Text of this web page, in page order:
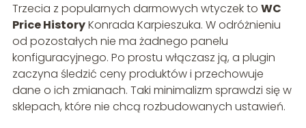
Trzecia z popularnych darmowych wtyczek to WC
Price HistoryKonrada Karpieszuka. W odróżnieniu
od pozostałych nie ma żadnego panelu
konfiguracyjnego. Po prostu włączasz ją, a plugin
zaczyna śledzić ceny produktów i przechowuje
dane o ich zmianach. Taki minimalizm sprawdzi się w
sklepach, które nie chcą rozbudowanych ustawień.